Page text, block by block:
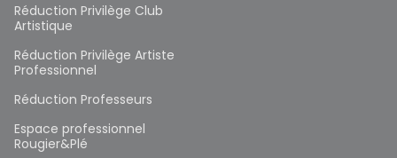
Réduction Privilège Club
Artistique
Réduction Privilège Artiste
Professionnel
Réduction Professeurs
Espace professionnel
Rougier&Plé